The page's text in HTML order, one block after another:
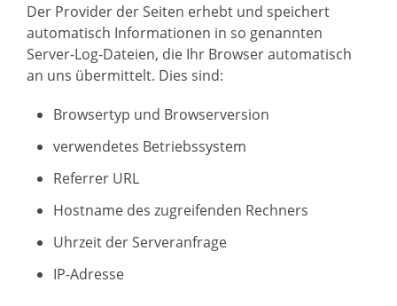
Der Provider der Seiten erhebt und speichert
automatisch Informationen in so genannten
Server-Log-Dateien, die Ihr Browser automatisch
an uns übermittelt. Dies sind:
Browsertyp und Browserversion
verwendetes Betriebssystem
Referrer URL
Hostname des zugreifenden Rechners
Uhrzeit der Serveranfrage
IP-Adresse